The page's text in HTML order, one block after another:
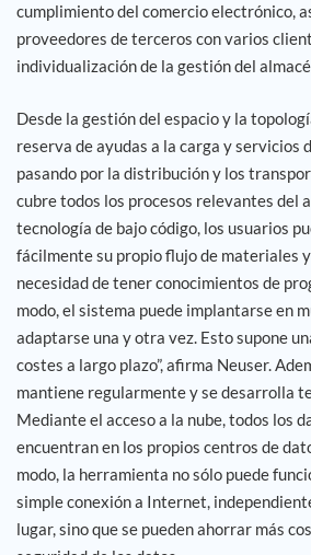
cumplimiento del comercio electrónico,
proveedores de terceros con varios
individualización de la gestión del
Desde la gestión del espacio y la
reserva de ayudas a la carga y servicios
pasando por la distribución y los
cubre todos los procesos relevantes del
tecnología de bajo código, los usuarios
fácilmente su propio flujo de materiales
necesidad de tener conocimientos de
modo, el sistema puede implantarse en
adaptarse una y otra vez. Esto supone
costes a largo plazo”, afirma Neuser.
mantiene regularmente y se desarrolla
Mediante el acceso a la nube, todos los
encuentran en los propios centros de
modo, la herramienta no sólo puede
simple conexión a Internet,
lugar, sino que se pueden ahorrar más